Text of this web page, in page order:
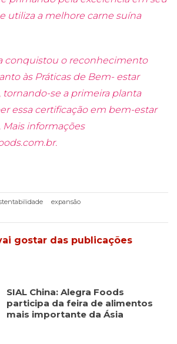
utiliza a melhore carne suína
conquistou o reconhecimento
às Práticas de Bem- estar
tornando-se a primeira planta
essa certificação em bem-estar
Mais informações
.
expansão
gostar das publicações
SIAL China: Alegra Foods
participa da feira de alimentos
mais importante da Ásia